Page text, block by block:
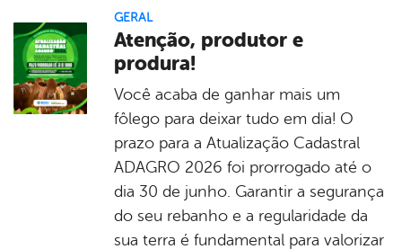
GERAL
Atenção, produtor e
produra!
Você acaba de ganhar mais um
fôlego para deixar tudo em dia! O
prazo para a Atualização Cadastral
ADAGRO 2026 foi prorrogado até o
dia 30 de junho. Garantir a segurança
do seu rebanho e a regularidade da
sua terra é fundamental para valorizar